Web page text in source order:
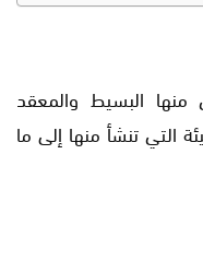
منها البسيط والمعقد
التي تنشأ منها إلى ما